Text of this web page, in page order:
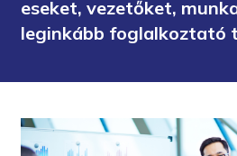
eseket, vezetőket,
leginkább foglalkoztató